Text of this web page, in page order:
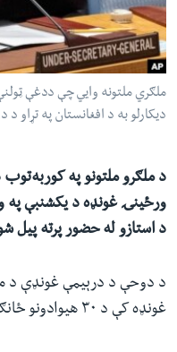
شئ
لټون
ځای
لاړ
له مونږ سره په تماس کې پاتې شئ
ژبې
ملګري ملتونه وايي چې ددغې
دیکارلو به د افغانستان په
د ملګرو ملتونو په
د استازو له حضور پرته پیل
د دوحې د درېیمې غونډې د
غونډه کې د ۳۰ هیوادونو ځانګړي استازي ګډون وکړي.